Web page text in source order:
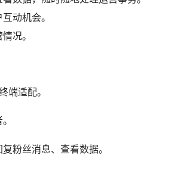
动机会。
况。
端适配。
粉丝消息、查看数据。